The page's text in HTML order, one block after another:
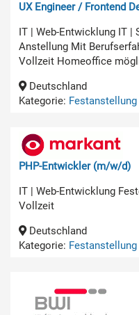
UX Engineer / Frontend
IT | Web-Entwicklung IT
Anstellung Mit
Vollzeit Homeoffice
Deutschland
Kategorie: Festanstellung
PHP-Entwickler (m/w/d)
IT | Web-Entwicklung
Vollzeit
Deutschland
Kategorie: Festanstellung